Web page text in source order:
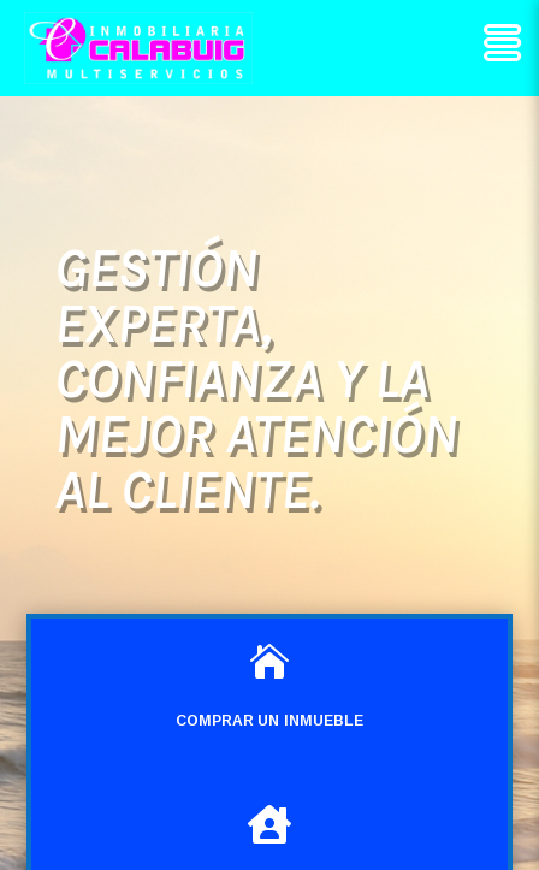
GESTIÓN
EXPERTA,
CONFIANZA Y LA
MEJOR ATENCIÓN
AL CLIENTE.

COMPRAR UN INMUEBLE
